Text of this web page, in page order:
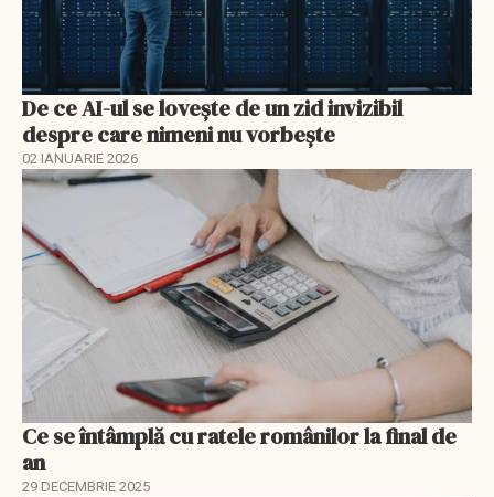
De ce AI-ul se lovește de un zid invizibil
despre care nimeni nu vorbește
02 IANUARIE 2026
Ce se întâmplă cu ratele românilor la final de
an
29 DECEMBRIE 2025